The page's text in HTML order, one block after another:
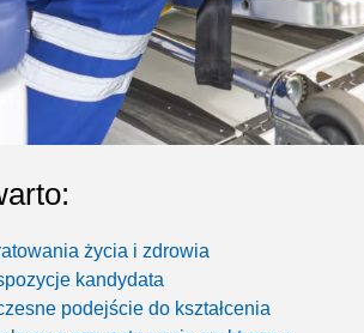
życia i zdrowia
kandydata
podejście do kształcenia